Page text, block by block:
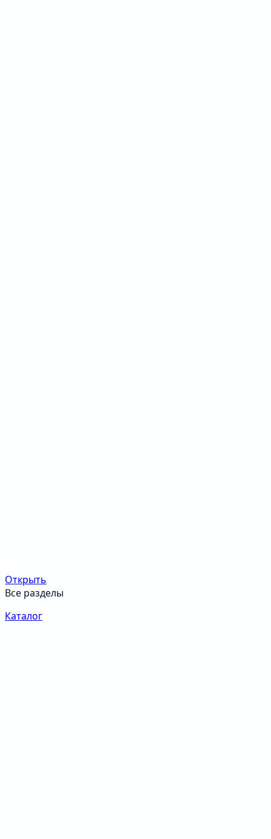
Открыть
Все разделы
Каталог